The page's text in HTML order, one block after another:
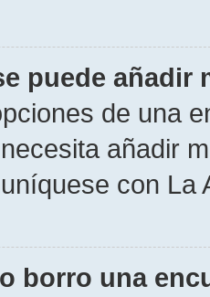
puede añadir
de una
añadir
con La
borro una